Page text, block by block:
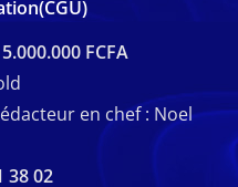
5.000.000 FCFA
en chef : Noel
38 02